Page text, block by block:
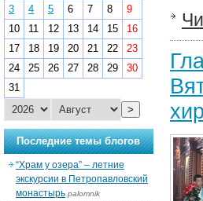
3
4 5 6 7 8
9
10
11 12 13 14 15
16
17
18 19 20 21 22
23
24
25 26 27 28 29
30
31
>
Последние темы блогов
“Храм у озера” – летние
экскурсии в Петропавловский
монастырь palomnik